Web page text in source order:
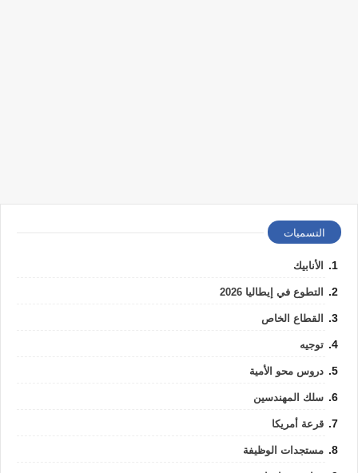
التسميات
الأنابيك
التطوع في إيطاليا 2026
القطاع الخاص
توجيه
دروس محو الأمية
سلك المهندسين
قرعة أمريكا
مستجدات الوظيفة